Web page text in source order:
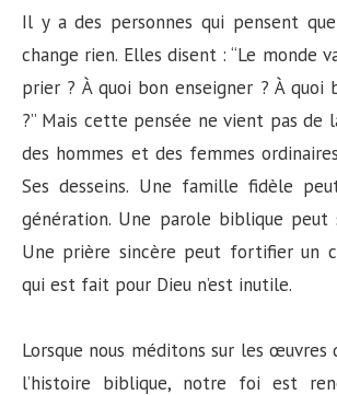
Il y a des personnes qui pensent
change rien. Elles disent : “Le monde
prier ? À quoi bon enseigner ? À quoi
?” Mais cette pensée ne vient pas de
des hommes et des femmes
Ses desseins. Une famille fidèle
génération. Une parole biblique peut
Une prière sincère peut fortifier un
qui est fait pour Dieu n’est inutile.
Lorsque nous méditons sur les œuvres
l’histoire biblique, notre foi est